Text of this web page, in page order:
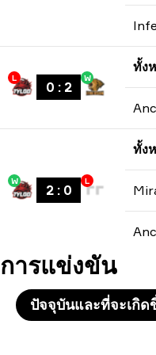
L
0 : 2
W
ทั้ง
W
2: 0
L
ทั้ง
การแข่งขัน
ปัจจุบันและที่จะเกิด